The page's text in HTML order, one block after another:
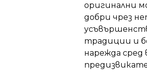
оригинални
добри чрез
традиции и
нарежда